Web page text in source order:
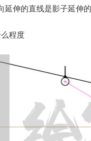
延伸的直线是影子延伸
程度